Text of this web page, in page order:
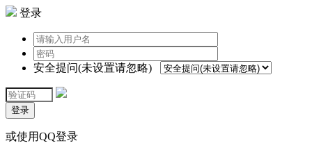
登录
安全提问(未设置请忽略)
登录
或使用QQ登录